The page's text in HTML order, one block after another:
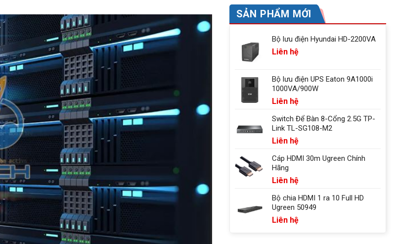
SẢN PHẨM MỚI
Bộ lưu điện Hyundai HD-2200VA
Liên hệ
Bộ lưu điện UPS Eaton 9A1000i
1000VA/900W
Liên hệ
Switch Để Bàn 8-Cổng 2.5G TP-
Link TL-SG108-M2
Liên hệ
Cáp HDMI 30m Ugreen Chính
Hãng
Liên hệ
Bộ chia HDMI 1 ra 10 Full HD
Ugreen 50949
Liên hệ